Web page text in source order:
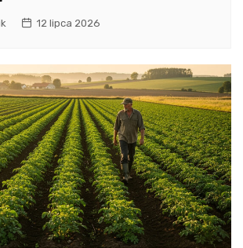
12 lipca 2026